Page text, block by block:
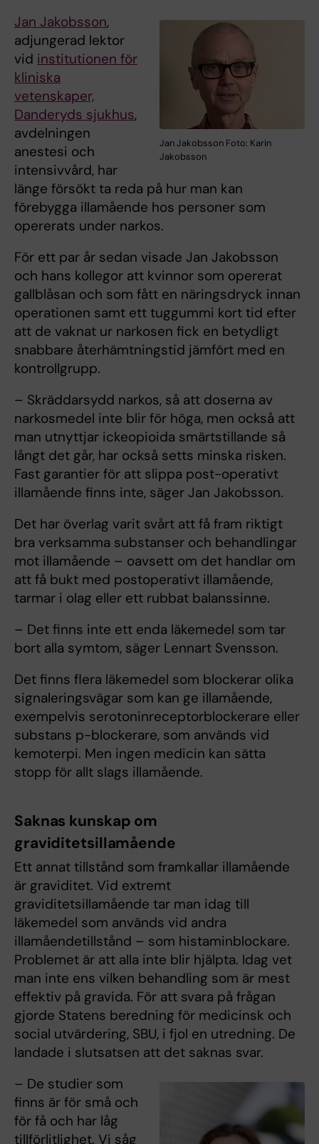
Jan Jakobsson Foto: Karin
Jakobsson
Jan Jakobsson,
adjungerad lektor
vid institutionen för
kliniska
vetenskaper,
Danderyds sjukhus,
avdelningen
anestesi och
intensivvård, har
länge försökt ta reda på hur man kan
förebygga illamående hos personer som
opererats under narkos.
För ett par år sedan visade Jan Jakobsson
och hans kollegor att kvinnor som opererat
gallblåsan och som fått en näringsdryck innan
operationen samt ett tuggummi kort tid efter
att de vaknat ur narkosen fick en betydligt
snabbare återhämtningstid jämfört med en
kontrollgrupp.
– Skräddarsydd narkos, så att doserna av
narkosmedel inte blir för höga, men också att
man utnyttjar ickeopioida smärtstillande så
långt det går, har också setts minska risken.
Fast garantier för att slippa post-operativt
illamående finns inte, säger Jan Jakobsson.
Det har överlag varit svårt att få fram riktigt
bra verksamma substanser och behandlingar
mot illamående – oavsett om det handlar om
att få bukt med postoperativt illamående,
tarmar i olag eller ett rubbat balanssinne.
– Det finns inte ett enda läkemedel som tar
bort alla symtom, säger Lennart Svensson.
Det finns flera läkemedel som blockerar olika
signaleringsvägar som kan ge illamående,
exempelvis serotoninreceptorblockerare eller
substans p-blockerare, som används vid
kemoterpi. Men ingen medicin kan sätta
stopp för allt slags illamående.
Saknas kunskap om
graviditetsillamående
Ett annat tillstånd som framkallar illamående
är graviditet. Vid extremt
graviditetsillamående tar man idag till
läkemedel som används vid andra
illamåendetillstånd – som histaminblockare.
Problemet är att alla inte blir hjälpta. Idag vet
man inte ens vilken behandling som är mest
effektiv på gravida. För att svara på frågan
gjorde Statens beredning för medicinsk och
social utvärdering, SBU, i fjol en utredning. De
landade i slutsatsen att det saknas svar.
– De studier som
finns är för små och
för få och har låg
tillförlitlighet. Vi såg